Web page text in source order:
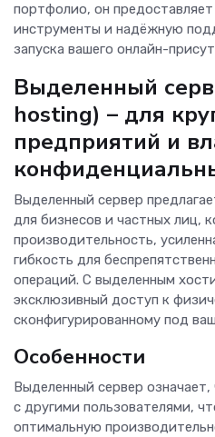
портфолио, он
инструменты и надёжную
запуска вашего онлайн-
Выделенный
hosting) – для
предприятий и
Выделенный сервер
для бизнесов и частных лиц,
производительность,
гибкость для
операций. С выделенным
эксклюзивный доступ к
сконфигурированному под
Особенности
Выделенный сервер
с другими пользователями,
оптимальную